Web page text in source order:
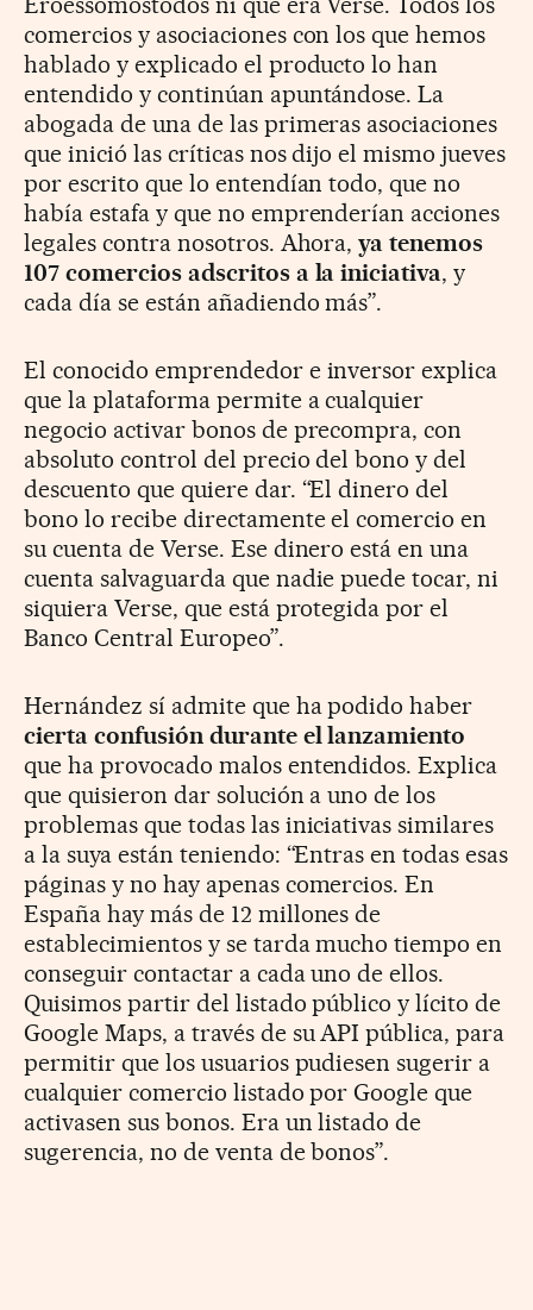
comercios y asociaciones con los que hemos
hablado y explicado el producto lo han
entendido y continúan apuntándose. La
abogada de una de las primeras asociaciones
que inició las críticas nos dijo el mismo jueves
por escrito que lo entendían todo, que no
había estafa y que no emprenderían acciones
legales contra nosotros. Ahora,ya tenemos
107 comercios adscritos a la iniciativa, y
cada día se están añadiendo más”.
El conocido emprendedor e inversor explica
que la plataforma permite a cualquier
negocio activar bonos de precompra, con
absoluto control del precio del bono y del
descuento que quiere dar. “El dinero del
bono lo recibe directamente el comercio en
su cuenta de Verse. Ese dinero está en una
cuenta salvaguarda que nadie puede tocar, ni
siquiera Verse, que está protegida por el
Banco Central Europeo”.
Hernández sí admite que ha podido haber
cierta confusión durante el lanzamiento
que ha provocado malos entendidos. Explica
que quisieron dar solución a uno de los
problemas que todas las iniciativas similares
a la suya están teniendo: “Entras en todas esas
páginas y no hay apenas comercios. En
España hay más de 12 millones de
establecimientos y se tarda mucho tiempo en
conseguir contactar a cada uno de ellos.
Quisimos partir del listado público y lícito de
Google Maps, a través de su API pública, para
permitir que los usuarios pudiesen sugerir a
cualquier comercio listado por Google que
activasen sus bonos. Era un listado de
sugerencia, no de venta de bonos”.